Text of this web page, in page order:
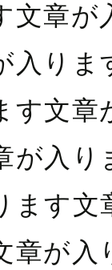
文章が
入り
す文章
が入り
ます
章が入